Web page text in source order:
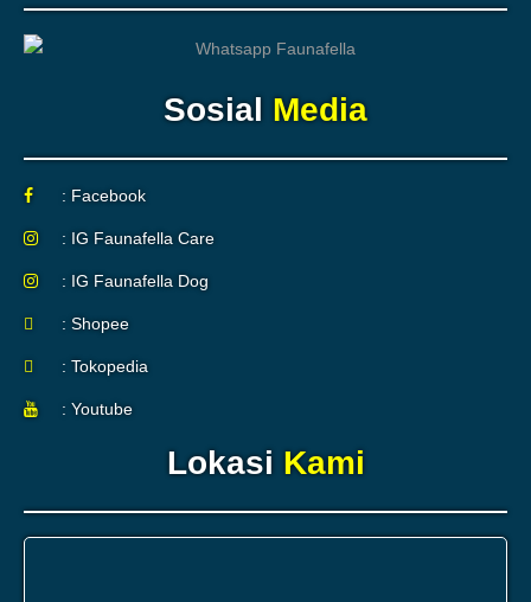
Sosial Media
: Facebook
: IG Faunafella Care
: IG Faunafella Dog
: Shopee
: Tokopedia
: Youtube
Lokasi Kami